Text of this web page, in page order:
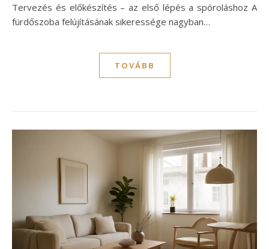
Tervezés és előkészítés – az első lépés a spóroláshoz A
fürdőszoba felújításának sikeressége nagyban…
TOVÁBB